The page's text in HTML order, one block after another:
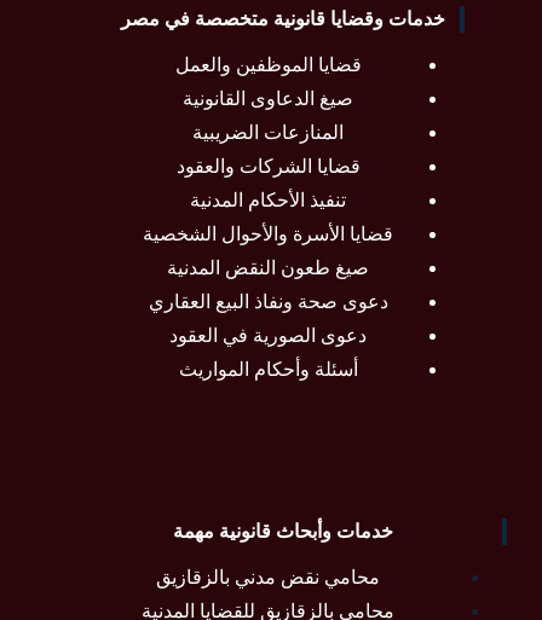
خدمات وقضايا قانونية متخصصة في مصر
قضايا الموظفين والعمل
صيغ الدعاوى القانونية
المنازعات الضريبية
قضايا الشركات والعقود
تنفيذ الأحكام المدنية
قضايا الأسرة والأحوال الشخصية
صيغ طعون النقض المدنية
دعوى صحة ونفاذ البيع العقاري
دعوى الصورية في العقود
أسئلة وأحكام المواريث
خدمات وأبحاث قانونية مهمة
محامي نقض مدني بالزقازيق
محامي بالزقازيق للقضايا المدنية